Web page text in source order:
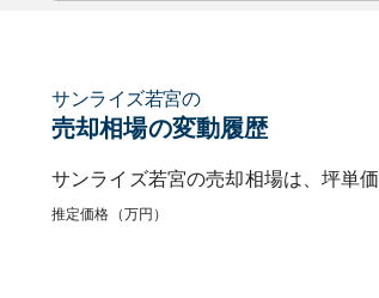
サンライズ若宮の
売却相場の変動履歴
サンライズ若宮の売却相場は、坪単価
推定価格（万円）